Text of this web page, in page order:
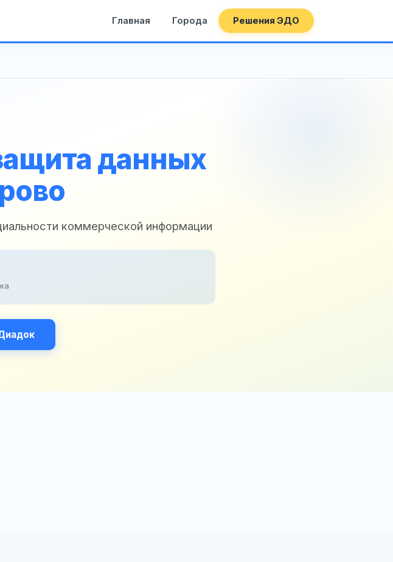
Главная Города Решения ЭДО
данных
коммерческой информации